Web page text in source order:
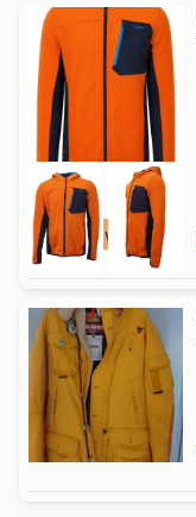
Tot 75% voordeel